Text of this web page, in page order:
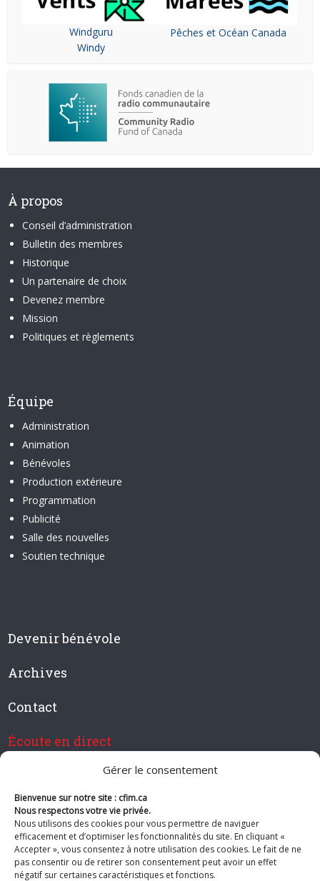
Gérer le consentement
Bienvenue sur notre site : cfim.ca
Nous respectons votre vie privée.
Nous utilisons des cookies pour vous permettre de naviguer
efficacement et d’optimiser les fonctionnalités du site. En cliquant «
Accepter », vous consentez à notre utilisation des cookies. Le fait de ne
pas consentir ou de retirer son consentement peut avoir un effet
négatif sur certaines caractéristiques et fonctions.
Windguru
Windy
Pêches et Océan Canada
À propos
Conseil d’administration
Bulletin des membres
Historique
Un partenaire de choix
Devenez membre
Mission
Politiques et règlements
Équipe
Administration
Animation
Bénévoles
Production extérieure
Programmation
Publicité
Salle des nouvelles
Soutien technique
Devenir bénévole
Archives
Contact
Écoute en direct
Devenir membre de CFIM
Suivez-nous